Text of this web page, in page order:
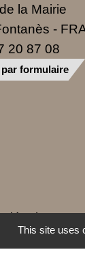
la Mairie
-
20 87 08
formulaire
légales -
This site uses